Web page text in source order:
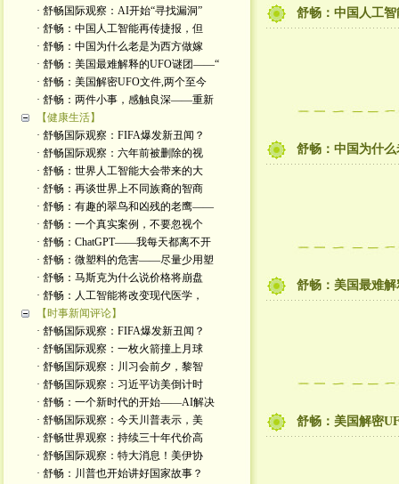
· 舒畅国际观察：AI开始“寻找漏洞”
· 舒畅：中国人工智能再传捷报，但
· 舒畅：中国为什么老是为西方做嫁
· 舒畅：美国最难解释的UFO谜团——“
· 舒畅：美国解密UFO文件,两个至今
· 舒畅：两件小事，感触良深——重新
【健康生活】
· 舒畅国际观察：FIFA爆发新丑闻？
· 舒畅国际观察：六年前被删除的视
· 舒畅：世界人工智能大会带来的大
· 舒畅：再谈世界上不同族裔的智商
· 舒畅：有趣的翠鸟和凶残的老鹰——
· 舒畅：一个真实案例，不要忽视个
· 舒畅：ChatGPT——我每天都离不开
· 舒畅：微塑料的危害——尽量少用塑
· 舒畅：马斯克为什么说价格将崩盘
· 舒畅：人工智能将改变现代医学，
【时事新闻评论】
· 舒畅国际观察：FIFA爆发新丑闻？
· 舒畅国际观察：一枚火箭撞上月球
· 舒畅国际观察：川习会前夕，黎智
· 舒畅国际观察：习近平访美倒计时
· 舒畅：一个新时代的开始——AI解决
· 舒畅国际观察：今天川普表示，美
· 舒畅世界观察：持续三十年代价高
· 舒畅国际观察：特大消息！美伊协
· 舒畅：川普也开始讲好国家故事？
舒畅：中国人工
舒畅：中国为什
舒畅：美国最难
舒畅：美国解密